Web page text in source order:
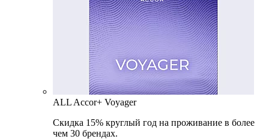
ALL Accor+ Voyager
Скидка 15% круглый год на проживание в более
чем 30 брендах.